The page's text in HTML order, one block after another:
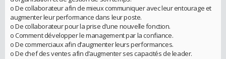
o De collaborateur afin de mieux communiquer avec leur entourage et
augmenter leur performance dans leur poste.
o De collaborateur pour la prise d’une nouvelle fonction.
o Comment développer le management par la confiance.
o De commerciaux afin d’augmenter leurs performances.
o De chef des ventes afin d’augmenter ses capacités de leader.